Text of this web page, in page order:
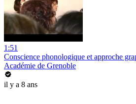
1:51
Conscience phonologique et approche
Académie de Grenoble
il y a 8 ans